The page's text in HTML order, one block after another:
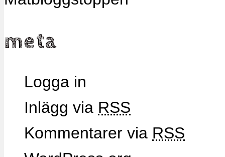
meta
Logga in
Inlägg via RSS
Kommentarer via RSS